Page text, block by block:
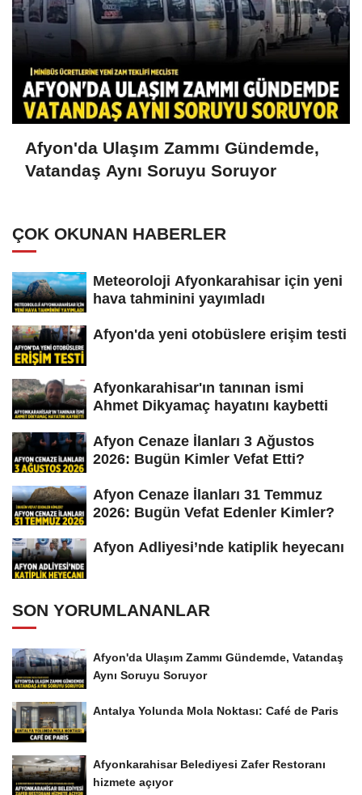
Afyon'da Ulaşım Zammı Gündemde,
Vatandaş Aynı Soruyu Soruyor
ÇOK OKUNAN HABERLER
Meteoroloji Afyonkarahisar için yeni
hava tahminini yayımladı
Afyon'da yeni otobüslere erişim testi
Afyonkarahisar'ın tanınan ismi
Ahmet Dikyamaç hayatını kaybetti
Afyon Cenaze İlanları 3 Ağustos
2026: Bugün Kimler Vefat Etti?
Afyon Cenaze İlanları 31 Temmuz
2026: Bugün Vefat Edenler Kimler?
Afyon Adliyesi’nde katiplik heyecanı
SON YORUMLANANLAR
Afyon'da Ulaşım Zammı Gündemde, Vatandaş
Aynı Soruyu Soruyor
Antalya Yolunda Mola Noktası: Café de Paris
Afyonkarahisar Belediyesi Zafer Restoranı
hizmete açıyor